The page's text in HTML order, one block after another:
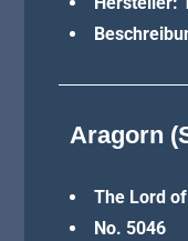
Aragorn
The Lord
No. 5046